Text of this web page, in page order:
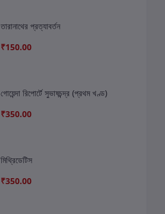
তারানাথের প্রত্যাবর্তন
₹150.00
গোয়েন্দা রিপোর্টে সুভাষচন্দ্র (প্রথম খণ্ড)
₹350.00
মিথ্রিডেটিস
₹350.00